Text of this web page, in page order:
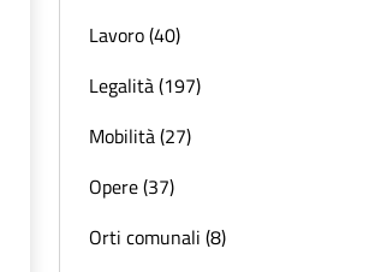
Lavoro (40)
Legalità (197)
Mobilità (27)
Opere (37)
Orti comunali (8)